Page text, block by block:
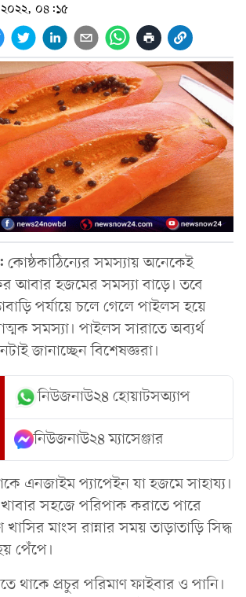
২০২২, ০৪:১৫
কোষ্ঠকাঠিন্যের সমস্যায় অনেকেই
আবার হজমের সমস্যা বাড়ে। তবে
পর্যায়ে চলে গেলে পাইলস হয়ে
সমস্যা। পাইলস সারাতে অব্যর্থ
জানাচ্ছেন বিশেষজ্ঞরা।
নিউজনাউ২৪ হোয়াটসঅ্যাপ
নিউজনাউ২৪ ম্যাসেঞ্জার
এনজাইম প্যাপেইন যা হজমে সাহায্য।
সহজে পরিপাক করাতে পারে
মাংস রান্নার সময় তাড়াতাড়ি সিদ্ধ
পেঁপে।
থাকে প্রচুর পরিমাণ ফাইবার ও পানি।